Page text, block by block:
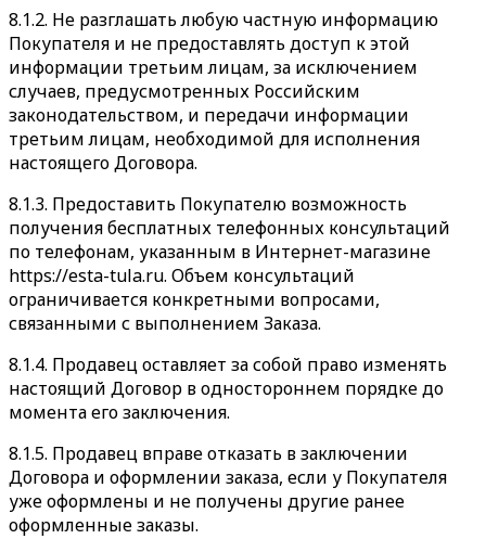
8.1.2. Не разглашать любую частную информацию
Покупателя и не предоставлять доступ к этой
информации третьим лицам, за исключением
случаев, предусмотренных Российским
законодательством, и передачи информации
третьим лицам, необходимой для исполнения
настоящего Договора.
8.1.3. Предоставить Покупателю возможность
получения бесплатных телефонных консультаций
по телефонам, указанным в Интернет-магазине
https://esta-tula.ru. Объем консультаций
ограничивается конкретными вопросами,
связанными с выполнением Заказа.
8.1.4. Продавец оставляет за собой право изменять
настоящий Договор в одностороннем порядке до
момента его заключения.
8.1.5. Продавец вправе отказать в заключении
Договора и оформлении заказа, если у Покупателя
уже оформлены и не получены другие ранее
оформленные заказы.